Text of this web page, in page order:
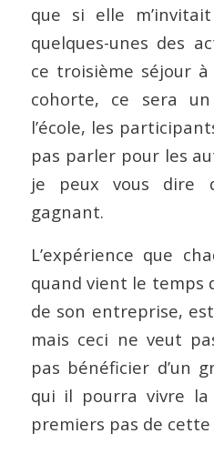
que si elle
quelques-unes des
ce troisième séjour à
cohorte, ce sera
l’école, les
pas parler pour les
je peux vous dire
gagnant.
L’expérience que
quand vient le temps
de son entreprise,
mais ceci ne veut
pas bénéficier d’un
qui il pourra vivre
premiers pas de